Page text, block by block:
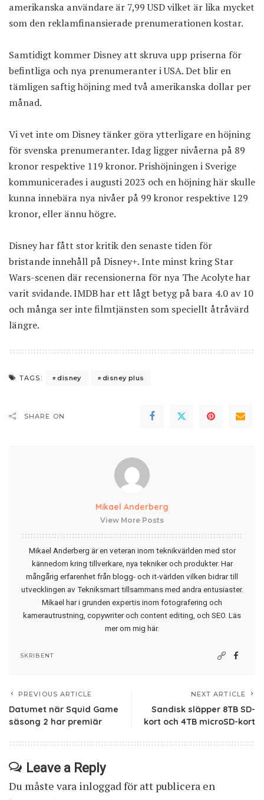
amerikanska användare är 7,99 USD vilket är lika mycket
som den reklamfinansierade prenumerationen kostar.
Samtidigt kommer Disney att skruva upp priserna för
befintliga och nya prenumeranter i USA. Det blir en
tämligen saftig höjning med två amerikanska dollar per
månad.
Vi vet inte om Disney tänker göra ytterligare en höjning
för svenska prenumeranter. Idag ligger nivåerna på 89
kronor respektive 119 kronor. Prishöjningen i Sverige
kommunicerades i augusti 2023 och en höjning här skulle
kunna innebära nya nivåer på 99 kronor respektive 129
kronor, eller ännu högre.
Disney har fått stor kritik den senaste tiden för
bristande innehåll på Disney+. Inte minst kring Star
Wars-scenen där recensionerna för nya The Acolyte har
varit svidande. IMDB har ett lågt betyg på bara 4.0 av 10
och många ser inte filmtjänsten som speciellt åtråvärd
längre.
TAGS: disney disney plus
SHARE ON
Mikael Anderberg
View More Posts
Mikael Anderberg är en veteran inom teknikvärlden med stor
kännedom kring tillverkare, nya tekniker och produkter. Har
mångårig erfarenhet från blogg- och it-världen vilken bidrar till
utvecklingen av Tekniksmart tillsammans med andra entusiaster.
Mikael har i grunden expertis inom fotografering och
kamerautrustning, copywriter och content editing, och SEO. Läs
mer om mig här.
SKRIBENT
PREVIOUS ARTICLE
Datumet när Squid Game
säsong 2 har premiär
NEXT ARTICLE
Sandisk släpper 8TB SD-
kort och 4TB microSD-kort
Leave a Reply
Du måste vara inloggadför att publicera en